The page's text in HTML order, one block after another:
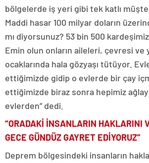
bölgelerde iş yeri gibi tek katlı
Maddi hasar 100 milyar doların
mı diyorsunuz? 53 bin 500
Emin olun onların aileleri, çevresi ve
ocaklarında hala gözyaşı tütüyor.
ettiğimizde gidip o evlerde bir çay
ettiğimizde biraz sonra hepimiz
evlerden” dedi.
“ORADAKİ İNSANLARIN HAKLARINI
GECE GÜNDÜZ GAYRET EDİYORUZ”
Deprem bölgesindeki insanların